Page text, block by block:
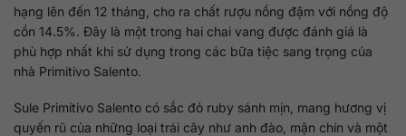
hạng lên đến 12 tháng, cho ra chất rượu nồng đậm với nồng độ
cồn 14.5%. Đây là một trong hai chai vang được đánh giá là
phù hợp nhất khi sử dụng trong các bữa tiệc sang trọng của
nhà Primitivo Salento.
Sule Primitivo Salento có sắc đỏ ruby sánh mịn, mang hương vị
quyến rũ của những loại trái cây như anh đào, mận chín và một